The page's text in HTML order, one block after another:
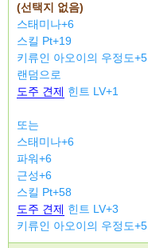
(선택지 없음)
스태미나+6
스킬 Pt+19
키류인 아오이의 우정도+5
랜덤으로
도주 견제 힌트 LV+1
또는
스태미나+6
파워+6
근성+6
스킬 Pt+58
도주 견제 힌트 LV+3
키류인 아오이의 우정도+5